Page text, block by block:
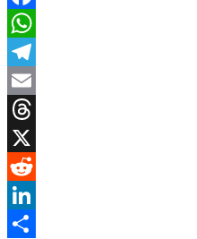
Facebook
WhatsApp
Telegram
Email
Threads
X
Reddit
LinkedIn